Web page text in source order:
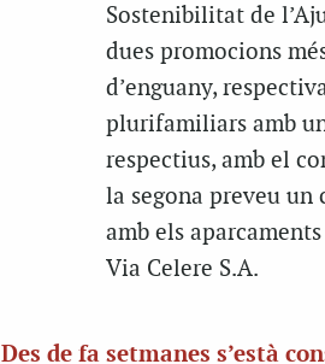
Sostenibilitat de
dues promocions
d’enguany,
plurifamiliars amb
respectius, amb el
la segona preveu
amb els
Via Celere S.A.
Des de fa setmanes s’està